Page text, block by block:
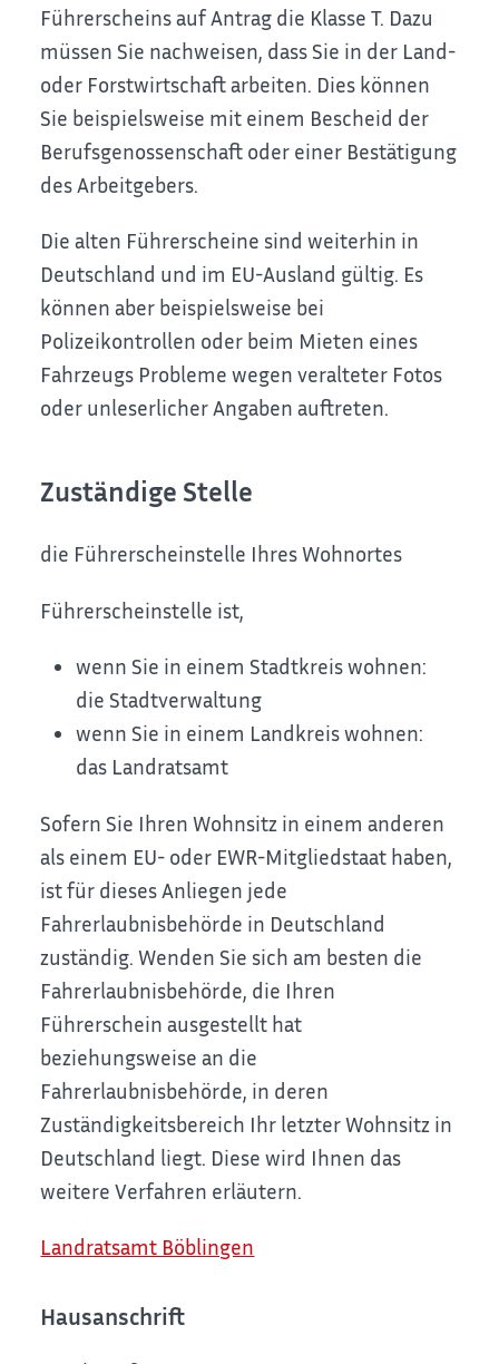
Führerscheins auf Antrag die Klasse T. Dazu
müssen Sie nachweisen, dass Sie in der Land-
oder Forstwirtschaft arbeiten. Dies können
Sie beispielsweise mit einem Bescheid der
Berufsgenossenschaft oder einer Bestätigung
des Arbeitgebers.
Die alten Führerscheine sind weiterhin in
Deutschland und im EU-Ausland gültig. Es
können aber beispielsweise bei
Polizeikontrollen oder beim Mieten eines
Fahrzeugs Probleme wegen veralteter Fotos
oder unleserlicher Angaben auftreten.
Zuständige Stelle
die Führerscheinstelle Ihres Wohnortes
Führerscheinstelle ist,
wenn Sie in einem Stadtkreis wohnen:
die Stadtverwaltung
wenn Sie in einem Landkreis wohnen:
das Landratsamt
Sofern Sie Ihren Wohnsitz in einem anderen
als einem EU- oder EWR-Mitgliedstaat haben,
ist für dieses Anliegen jede
Fahrerlaubnisbehörde in Deutschland
zuständig. Wenden Sie sich am besten die
Fahrerlaubnisbehörde, die Ihren
Führerschein ausgestellt hat
beziehungsweise an die
Fahrerlaubnisbehörde, in deren
Zuständigkeitsbereich Ihr letzter Wohnsitz in
Deutschland liegt. Diese wird Ihnen das
weitere Verfahren erläutern.
Landratsamt Böblingen
Hausanschrift